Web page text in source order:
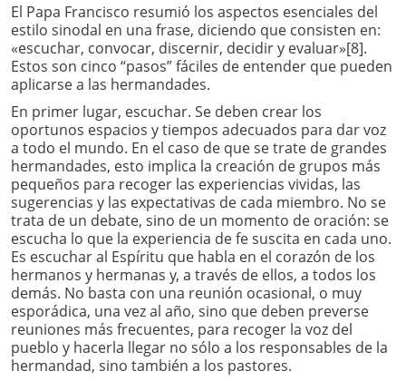
El Papa Francisco resumió los aspectos esenciales del
estilo sinodal en una frase, diciendo que consisten en:
«escuchar, convocar, discernir, decidir y evaluar»[8].
Estos son cinco “pasos” fáciles de entender que pueden
aplicarse a las hermandades.
En primer lugar, escuchar. Se deben crear los
oportunos espacios y tiempos adecuados para dar voz
a todo el mundo. En el caso de que se trate de grandes
hermandades, esto implica la creación de grupos más
pequeños para recoger las experiencias vividas, las
sugerencias y las expectativas de cada miembro. No se
trata de un debate, sino de un momento de oración: se
escucha lo que la experiencia de fe suscita en cada uno.
Es escuchar al Espíritu que habla en el corazón de los
hermanos y hermanas y, a través de ellos, a todos los
demás. No basta con una reunión ocasional, o muy
esporádica, una vez al año, sino que deben preverse
reuniones más frecuentes, para recoger la voz del
pueblo y hacerla llegar no sólo a los responsables de la
hermandad, sino también a los pastores.